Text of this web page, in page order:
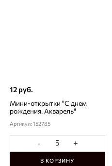
12 руб.
Мини-открытки "С днем
рождения. Акварель"
Артикул: 152785
- +
В КОРЗИНУ